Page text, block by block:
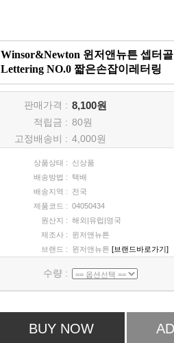
Winsor&Newton 윈저앤뉴튼 셉터
Lettering NO.0 짧은손잡이레터링
판매가격 : 8,100원
적립금 : 80원
고정배송비 : 4,000원
상품상태 :
신상품
배송방법 :
택배
배송지역 :
전국
제품코드 : 04050434
원산지 : 해외|유럽|영국
제조사 :
윈저앤뉴튼
브랜드 :
윈저앤뉴튼 [브랜드바로가기]
수량 :
BUY NOW